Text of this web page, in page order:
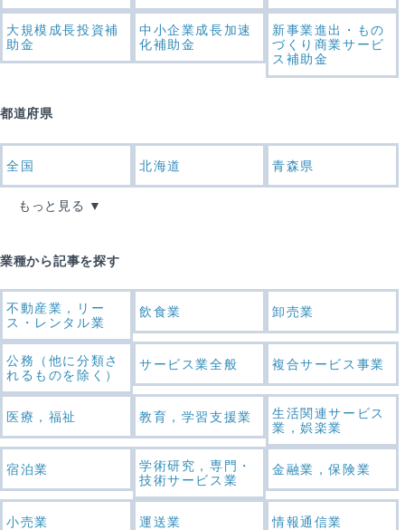
大規模成長投資補
助金
中小企業成長加速
化補助金
新事業進出・もの
づくり商業サービ
ス補助金
都道府県
全国 北海道 青森県
もっと見る
業種から記事を探す
不動産業，リー
ス・レンタル業
飲食業 卸売業
公務（他に分類さ
れるものを除く）
サービス業全般 複合サービス事業
医療，福祉 教育，学習支援業
生活関連サービス
業，娯楽業
宿泊業
学術研究，専門・
技術サービス業
金融業，保険業
小売業 運送業 情報通信業